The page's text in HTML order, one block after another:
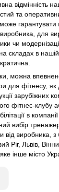
відмінність
та
гарантувати
для
чи
складах в нашій
можна
для фітнесу, як
зарубіжних
фітнес-клубу
в
вибір
від виробника,
Ріг, Львів,
інше місто